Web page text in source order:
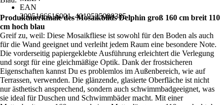
EAN
2005166616001, 4019525000385
Produktmerkmale des Mosaikbilds Delphin groß 160 cm breit 110
cm hoch blau
Greif zu, weil: Diese Mosaikfliese ist sowohl für den Boden als auch
für die Wand geeignet und verleiht jedem Raum eine besondere Note.
Die vorderseitig papiergeklebte Ausführung erleichtert die Verlegung
und sorgt für eine gleichmäßige Optik. Dank der frostsicheren
Eigenschaften kannst Du es problemlos im Außenbereich, wie auf
Terrassen, verwenden. Die glänzende, glasierte Oberfläche ist nicht
nur ästhetisch ansprechend, sondern auch schwimmbadgeeignet, was
sie ideal für Duschen und Schwimmbäder macht. Mit einer